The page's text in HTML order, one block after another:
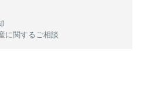
に関するご相談